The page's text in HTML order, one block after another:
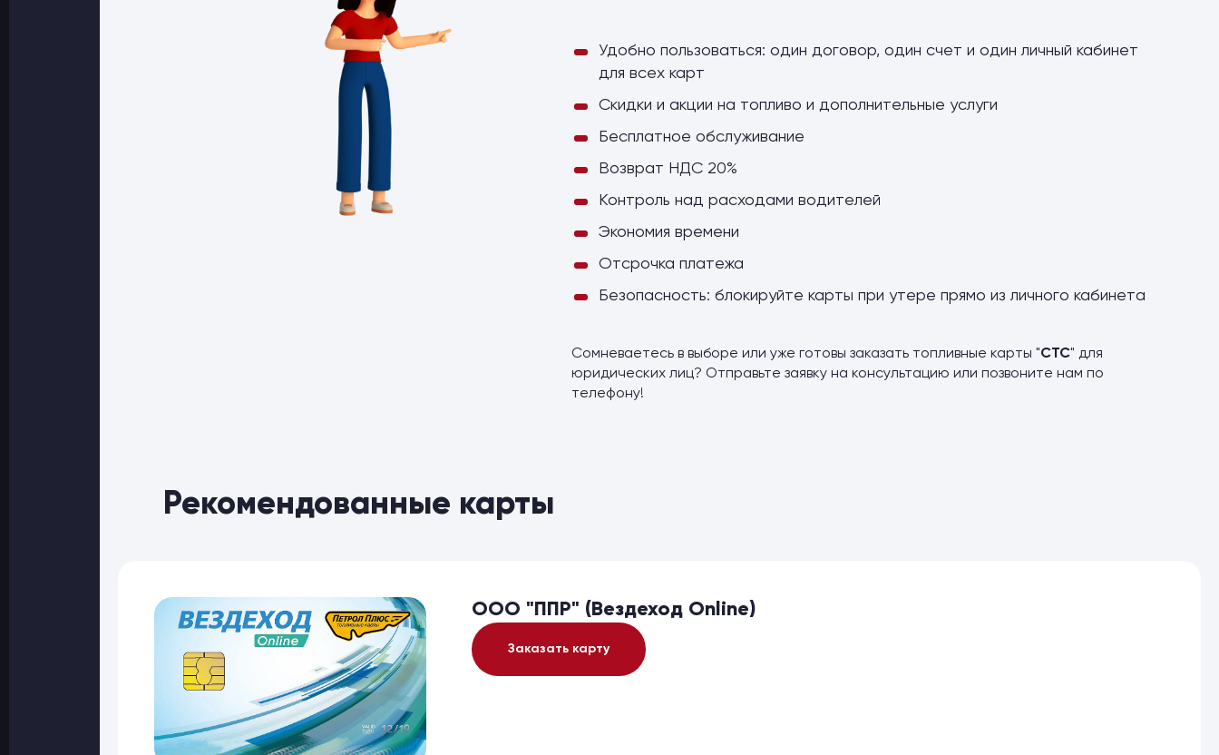
Удобно пользоваться: один договор, один счет и один личный кабинет
для всех карт
Скидки и акции на топливо и дополнительные услуги
Бесплатное обслуживание
Возврат НДС 20%
Контроль над расходами водителей
Экономия времени
Отсрочка платежа
Безопасность: блокируйте карты при утере прямо из личного кабинета
Сомневаетесь в выборе или уже готовы заказать топливные карты "СТС" для
юридических лиц? Отправьте заявку на консультацию или позвоните нам по
телефону!
Рекомендованные карты
ООО "ППР" (Вездеход Online)
Заказать карту